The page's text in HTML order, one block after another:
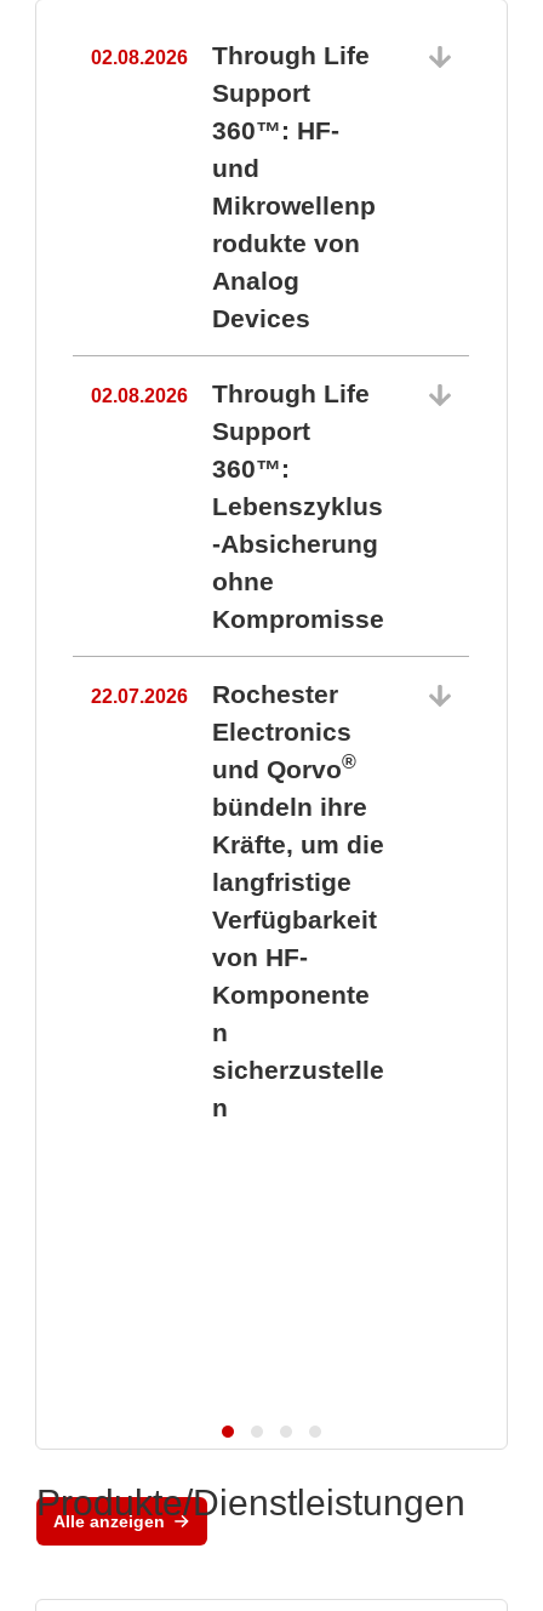
02.08.2026
Through Life
Support
360™: HF-
und
Mikrowellenp
rodukte von
Analog
Devices
02.08.2026
Through Life
Support
360™:
Lebenszyklus
-Absicherung
ohne
Kompromisse
22.07.2026
Rochester
Electronics
und Qorvo®
bündeln ihre
Kräfte, um die
langfristige
Verfügbarkeit
von HF-
Komponente
n
sicherzustelle
n
Alle anzeigen
Produkte/Dienstleistungen